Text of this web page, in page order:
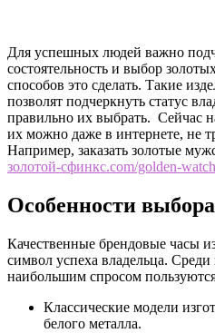
Для успешных людей важно
состоятельность и выбор
способов это сделать. Такие
позволят подчеркнуть статус
правильно их выбрать. Сейчас
их можно даже в интернете, не
Например, заказать золотые
золотой-сфинкс.com/golden-
Особенности
Качественные брендовые часы
символ успеха владельца.
наибольшим спросом
Классические модели
белого металла.